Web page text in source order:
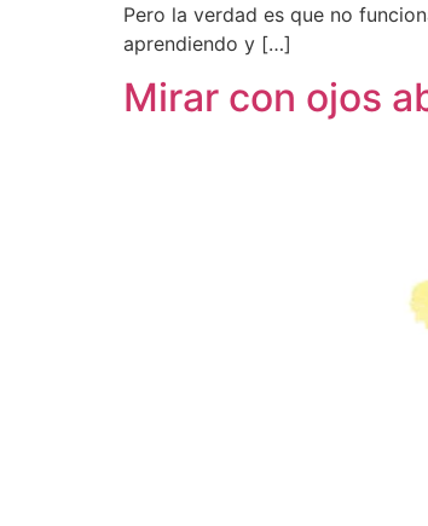
Pero la verdad es que no
aprendiendo y […]
Mirar con ojos